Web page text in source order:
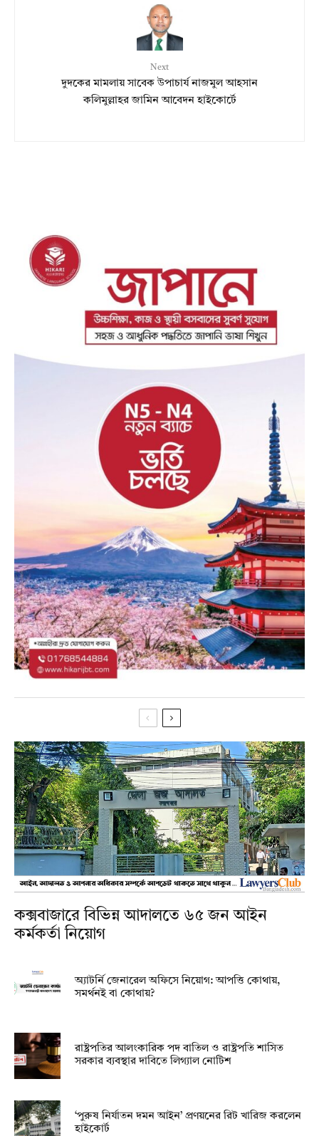
Next
দুদকের মামলায় সাবেক উপাচার্য নাজমুল আহসান
কলিমুল্লাহর জামিন আবেদন হাইকোর্টে
কক্সবাজারে বিভিন্ন আদালতে ৬৫ জন আইন
কর্মকর্তা নিয়োগ
অ্যাটর্নি জেনারেল অফিসে নিয়োগ: আপত্তি কোথায়,
সমর্থনই বা কোথায়?
রাষ্ট্রপতির আলংকারিক পদ বাতিল ও রাষ্ট্রপতি শাসিত
সরকার ব্যবস্থার দাবিতে লিগ্যাল নোটিশ
‘পুরুষ নির্যাতন দমন আইন’ প্রণয়নের রিট খারিজ করলেন
হাইকোর্ট